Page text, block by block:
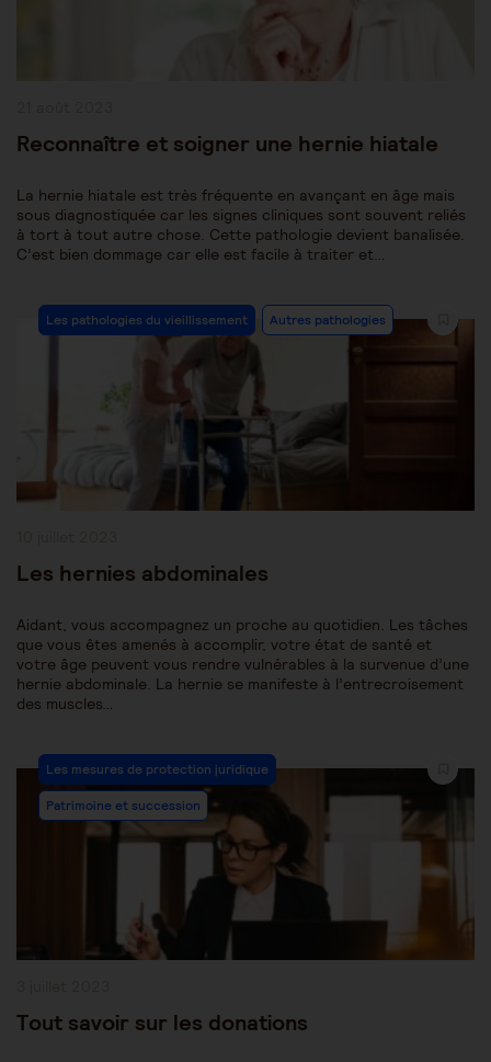
Reconnaître et soigner une hernie hiatale
La hernie hiatale est très fréquente en avançant en âge mais
sous diagnostiquée car les signes cliniques sont souvent reliés
à tort à tout autre chose. Cette pathologie devient banalisée.
C’est bien dommage car elle est facile à traiter et…
Post
Category:
Les pathologies du vieillissement Autres pathologies
Les hernies abdominales
Aidant, vous accompagnez un proche au quotidien. Les tâches
que vous êtes amenés à accomplir, votre état de santé et
votre âge peuvent vous rendre vulnérables à la survenue d’une
hernie abdominale. La hernie se manifeste à l’entrecroisement
des muscles…
Post
Category:
Les mesures de protection juridique
Patrimoine et succession
Tout savoir sur les donations